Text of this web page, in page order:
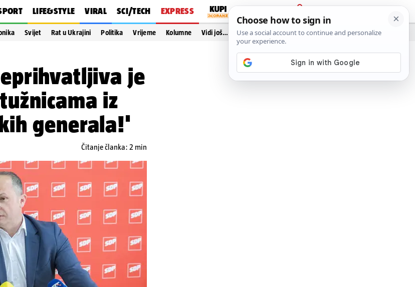
LIFE&STYLE VIRAL SCI/TECH EXPRESS
PRIJAVA
Svijet Rat u Ukrajini Politika Vrijeme Kolumne Vidi još…
je
iz
generala!'
Čitanje članka: 2 min